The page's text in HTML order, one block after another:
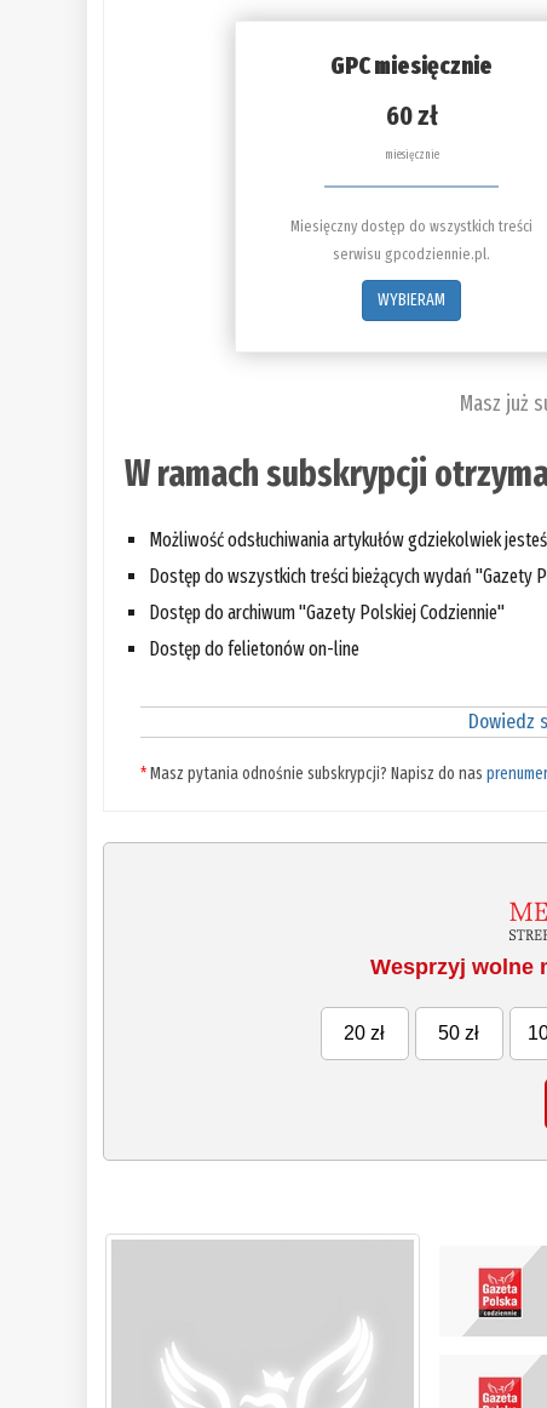
GPC miesięcznie
60 zł
miesięcznie
Miesięczny dostęp do wszystkich treści
serwisu gpcodziennie.pl.
WYBIERAM
Masz już
W ramach subskrypcji
Możliwość odsłuchiwania artykułów gdziekolwiek jesteś
Dostęp do wszystkich treści bieżących wydań "Gazety
Dostęp do archiwum "Gazety Polskiej Codziennie"
Dostęp do felietonów on-line
Dowiedz
*Masz pytania odnośnie subskrypcji? Napisz do nas
Wesprzyj wolne
20 zł 50 zł